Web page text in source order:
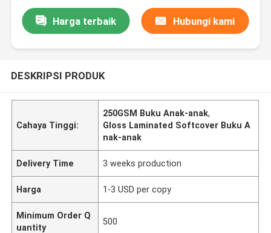
Harga terbaik Hubungi kami
DESKRIPSI PRODUK
Cahaya Tinggi:
250GSM Buku Anak-anak,
Gloss Laminated Softcover Buku A
nak-anak
Delivery Time 3 weeks production
Harga 1-3 USD per copy
Minimum Order Q
uantity
500